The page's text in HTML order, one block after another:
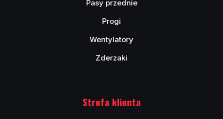
Pasy przednie
Progi
Wentylatory
Zderzaki
Strefa klienta